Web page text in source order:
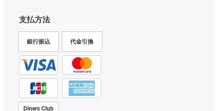
支払方法
銀行振込 代金引換
Diners Club